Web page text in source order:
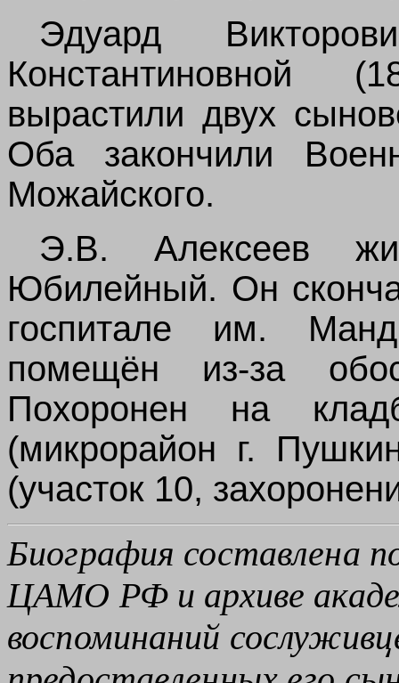
Эдуард
Константиновной
вырастили двух
Оба закончили
Можайского.
Э.В. Алексеев
Юбилейный. Он
госпитале им.
помещён из-за
Похоронен на
(микрорайон г.
(участок 10, зах
Биография составлена
ЦАМО РФ и архиве
воспоминаний